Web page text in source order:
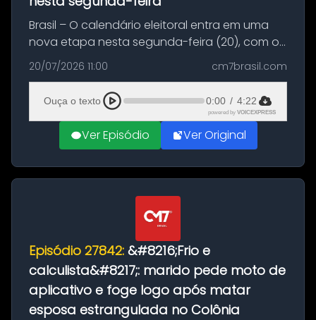
Brasil – O calendário eleitoral entra em uma
nova etapa nesta segunda-feira (20), com o
início do período destinado às convenções
partidárias. Até 5 de agosto, partidos e
federações poderão oficializa...
20/07/2026 11:00 cm7brasil.com
Ouça o texto 0:00 / 4:22
powered by VOICEXPRESS
Ver Episódio Ver Original
Episódio 27842: &#8216;Frio e
calculista&#8217;: marido pede moto de
aplicativo e foge logo após matar
esposa estrangulada no Colônia